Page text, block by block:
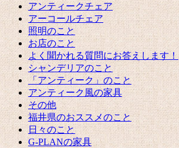
アンティークチェア
アーコールチェア
照明のこと
お店のこと
よく聞かれる質問にお答えします！
シャンデリアのこと
「アンティーク」のこと
アンティーク風の家具
その他
福井県のおススメのこと
日々のこと
G-PLANの家具